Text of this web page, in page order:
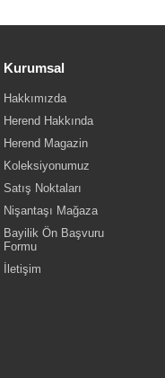
Kurumsal
Hakkımızda
Herend Hakkında
Herend Magazin
Koleksiyonumuz
Satış Noktaları
Nişantaşı Mağaza
Bayilik Ön Başvuru
Formu
İletişim